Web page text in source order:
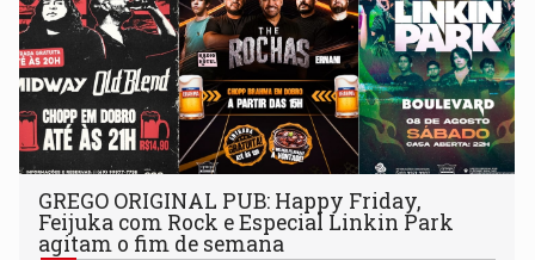
GREGO ORIGINAL PUB: Happy Friday,
Feijuka com Rock e Especial Linkin Park
agitam o fim de semana